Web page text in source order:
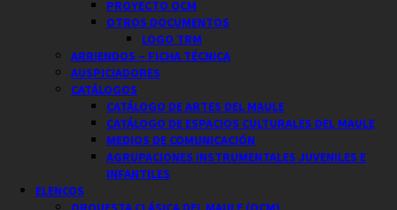
PROYECTO OCM
OTROS DOCUMENTOS
LOGO TRM
ARRIENDOS – FICHA TÉCNICA
AUSPICIADORES
CATÁLOGOS
CATÁLOGO DE ARTES DEL MAULE
CATÁLOGO DE ESPACIOS CULTURALES DEL MAULE
MEDIOS DE COMUNICACIÓN
AGRUPACIONES INSTRUMENTALES JUVENILES E
INFANTILES
ELENCOS